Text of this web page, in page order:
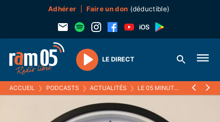
Adhérer Faire un don (déductible)
Play
LE DIRECT
ACCUEIL ❯ PODCASTS ❯ ACTUALITÉS ❯ LE 05 MINUTES 15